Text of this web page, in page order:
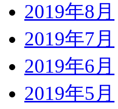
2019年8月
2019年7月
2019年6月
2019年5月